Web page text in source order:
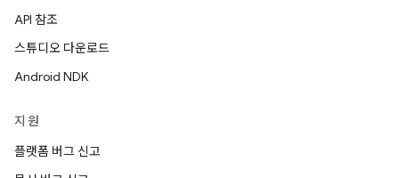
API 참조
스튜디오 다운로드
Android NDK
지원
플랫폼 버그 신고